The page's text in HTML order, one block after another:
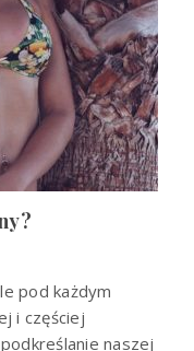
pod każdym
i częściej
naszej